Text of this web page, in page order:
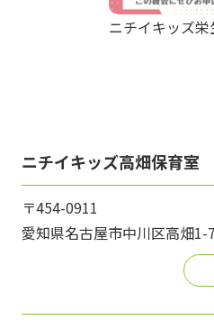
ニチイキッズ
ニチイキッズ高畑保育室
〒454-0911
愛知県名古屋市中川区高畑1-